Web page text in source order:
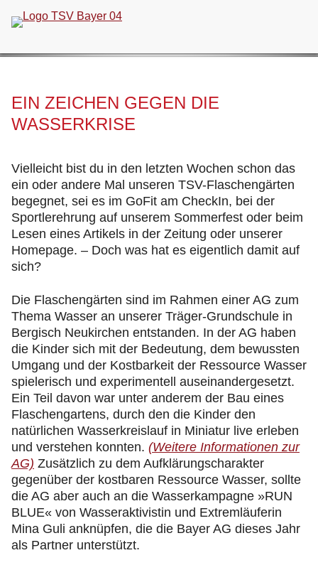
überspringen
EIN ZEICHEN GEGEN DIE
WASSERKRISE
Vielleicht bist du in den letzten Wochen schon das
ein oder andere Mal unseren TSV-Flaschengärten
begegnet, sei es im GoFit am CheckIn, bei der
Sportlerehrung auf unserem Sommerfest oder beim
Lesen eines Artikels in der Zeitung oder unserer
Homepage. – Doch was hat es eigentlich damit auf
sich?
Die Flaschengärten sind im Rahmen einer AG zum
Thema Wasser an unserer Träger-Grundschule in
Bergisch Neukirchen entstanden. In der AG haben
die Kinder sich mit der Bedeutung, dem bewussten
Umgang und der Kostbarkeit der Ressource Wasser
spielerisch und experimentell auseinandergesetzt.
Ein Teil davon war unter anderem der Bau eines
Flaschengartens, durch den die Kinder den
natürlichen Wasserkreislauf in Miniatur live erleben
und verstehen konnten. (Weitere Informationen zur
AG) Zusätzlich zu dem Aufklärungscharakter
gegenüber der kostbaren Ressource Wasser, sollte
die AG aber auch an die Wasserkampagne »RUN
BLUE« von Wasseraktivistin und Extremläuferin
Mina Guli anknüpfen, die die Bayer AG dieses Jahr
als Partner unterstützt.